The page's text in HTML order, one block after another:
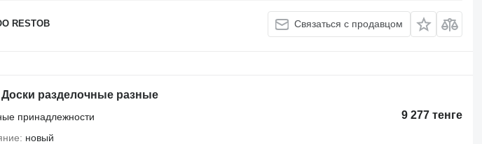
RESTOB Связаться с продавцом
Доски разделочные разные
9 277 тенге
принадлежности
новый